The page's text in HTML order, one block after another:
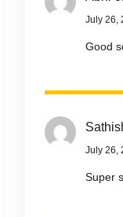
July 26,
Good
July 26,
Super